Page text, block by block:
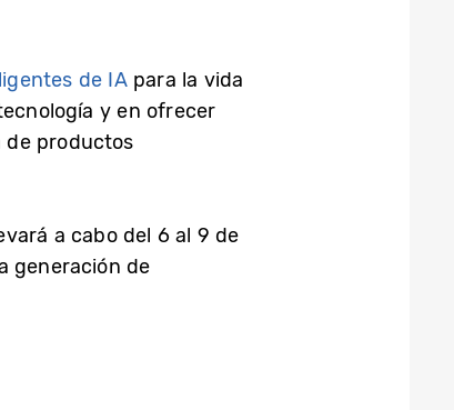
de IApara la vida
y en ofrecer
de productos
a cabo del 6 al 9 de
generación de